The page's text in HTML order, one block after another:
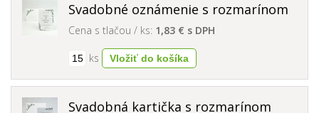
Svadobné oznámenie s rozmarínom
Cena s tlačou / ks: 1,83 € s DPH
ks
Svadobná kartička s rozmarínom